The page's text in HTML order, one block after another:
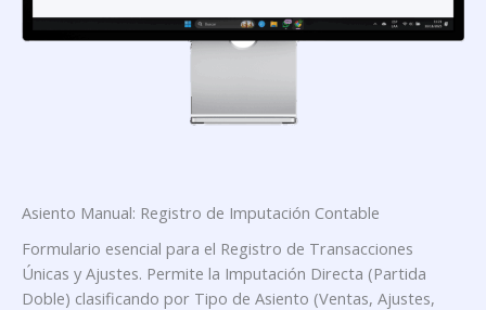
Asiento Manual: Registro de Imputación Contable
Formulario esencial para el Registro de Transacciones
Únicas y Ajustes. Permite la Imputación Directa (Partida
Doble) clasificando por Tipo de Asiento (Ventas, Ajustes,